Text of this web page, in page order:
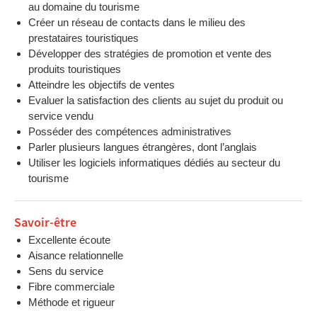
au domaine du tourisme
Créer un réseau de contacts dans le milieu des
prestataires touristiques
Développer des stratégies de promotion et vente des
produits touristiques
Atteindre les objectifs de ventes
Evaluer la satisfaction des clients au sujet du produit ou
service vendu
Posséder des compétences administratives
Parler plusieurs langues étrangères, dont l’anglais
Utiliser les logiciels informatiques dédiés au secteur du
tourisme
Savoir-être
Excellente écoute
Aisance relationnelle
Sens du service
Fibre commerciale
Méthode et rigueur